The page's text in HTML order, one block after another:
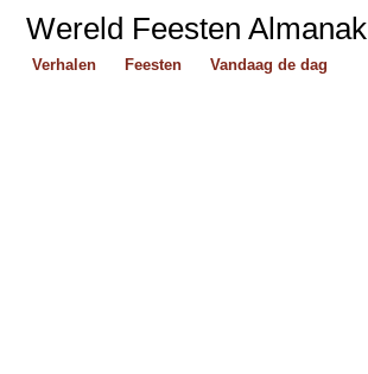
Wereld Feesten Almanak
Verhalen Feesten Vandaag de dag